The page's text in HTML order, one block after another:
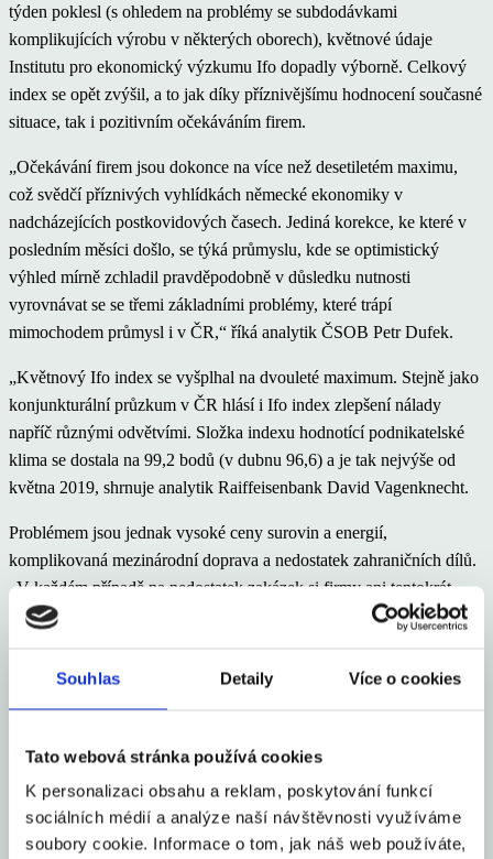
Souhlas Detaily Více o cookies
Tato webová stránka používá cookies
K personalizaci obsahu a reklam, poskytování funkcí
sociálních médií a analýze naší návštěvnosti využíváme
soubory cookie. Informace o tom, jak náš web používáte,
týden poklesl (s ohledem na problémy se subdodávkami
komplikujících výrobu v některých oborech), květnové údaje
Institutu pro ekonomický výzkumu Ifo dopadly výborně. Celkový
index se opět zvýšil, a to jak díky příznivějšímu hodnocení současné
situace, tak i pozitivním očekáváním firem.
„Očekávání firem jsou dokonce na více než desetiletém maximu,
což svědčí příznivých vyhlídkách německé ekonomiky v
nadcházejících postkovidových časech. Jediná korekce, ke které v
posledním měsíci došlo, se týká průmyslu, kde se optimistický
výhled mírně zchladil pravděpodobně v důsledku nutnosti
vyrovnávat se se třemi základními problémy, které trápí
mimochodem průmysl i v ČR,“ říká analytik ČSOB Petr Dufek.
„Květnový Ifo index se vyšplhal na dvouleté maximum. Stejně jako
konjunkturální průzkum v ČR hlásí i Ifo index zlepšení nálady
napříč různými odvětvími. Složka indexu hodnotící podnikatelské
klima se dostala na 99,2 bodů (v dubnu 96,6) a je tak nejvýše od
května 2019, shrnuje analytik Raiffeisenbank David Vagenknecht.
Problémem jsou jednak vysoké ceny surovin a energií,
komplikovaná mezinárodní doprava a nedostatek zahraničních dílů.
„V každém případě na nedostatek zakázek si firmy ani tentokrát
nestěžují. Velká očekávání panují naproti tomu ve službách, které
vyznívá ve prospěch brzkého a rychlého oživení ekonomiky, které
obchodu,“ dodává Dufek.
Sdílet článek